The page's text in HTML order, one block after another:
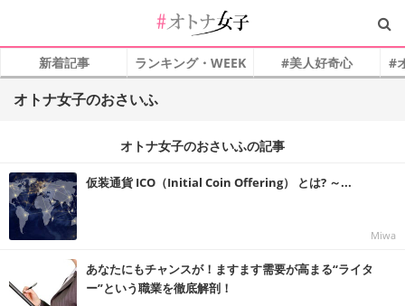
新着記事 ランキング・WEEK #美人好奇心 #
オトナ女子のおさいふ
オトナ女子のおさいふの記事
仮装通貨 ICO（Initial Coin Offering） とは? ～...
Miwa
あなたにもチャンスが！ますます需要が高まる“ライタ
ー”という職業を徹底解剖！